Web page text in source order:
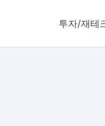
투자/재테